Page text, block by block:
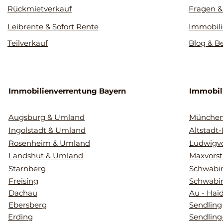
Rückmietverkauf
Leibrente & Sofort Rente
Teilverkauf
Immobilienverrentung Bayern
Augsburg & Umland
Ingolstadt & Umland
Rosenheim & Umland
Landshut & Umland
Starnberg
Freising
Dachau
Ebersberg
Erding
Fragen
Blog &
Altstadt-
Au -
Sendling